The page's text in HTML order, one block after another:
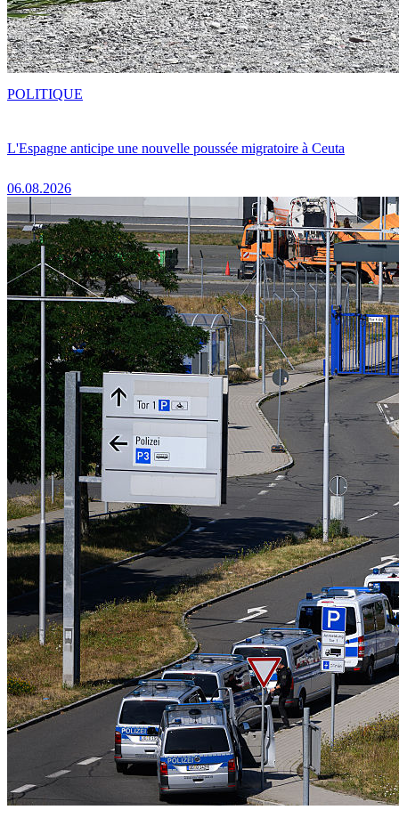
L'Espagne anticipe une nouvelle poussée migratoire à Ceuta
06.08.2026
POLITIQUE